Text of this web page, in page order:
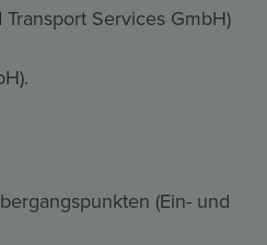
Services GmbH)
(Ein- und